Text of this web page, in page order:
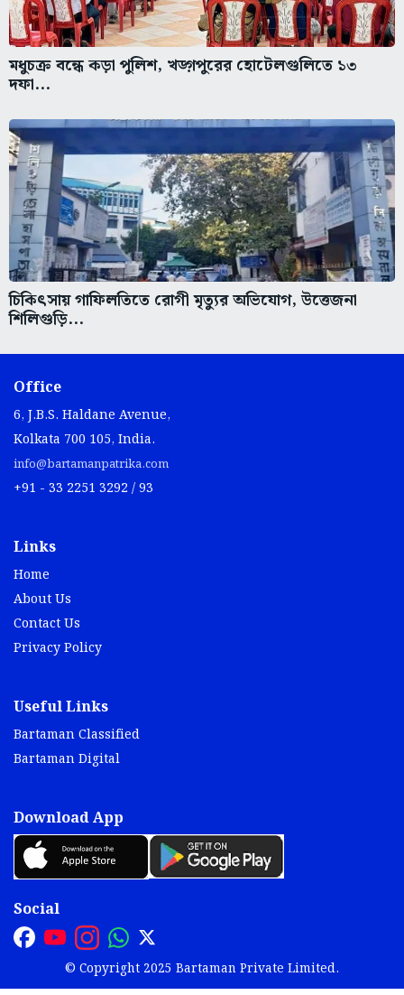
মধুচক্র বন্ধে কড়া পুলিশ, খড়্গপুরের হোটেলগুলিতে ১৩
দফা...
চিকিৎসায় গাফিলতিতে রোগী মৃত্যুর অভিযোগ, উত্তেজনা
শিলিগুড়ি...
Office
6, J.B.S. Haldane Avenue,
Kolkata 700 105, India.
info@bartamanpatrika.com
+91 - 33 2251 3292 / 93
Links
Home
About Us
Contact Us
Privacy Policy
Useful Links
Bartaman Classified
Bartaman Digital
Download App
Social
© Copyright 2025 Bartaman Private Limited.